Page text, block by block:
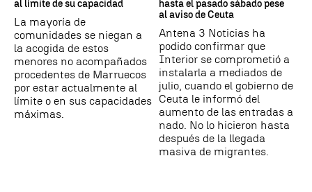
al límite de su capacidad
La mayoría de
comunidades se niegan a
la acogida de estos
menores no acompañados
procedentes de Marruecos
por estar actualmente al
límite o en sus capacidades
máximas.
hasta el pasado sábado pese
al aviso de Ceuta
Antena 3 Noticias ha
podido confirmar que
Interior se comprometió a
instalarla a mediados de
julio, cuando el gobierno de
Ceuta le informó del
aumento de las entradas a
nado. No lo hicieron hasta
después de la llegada
masiva de migrantes.